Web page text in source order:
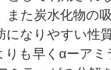
また炭水化物の
になりやすい性
りも早くαーア